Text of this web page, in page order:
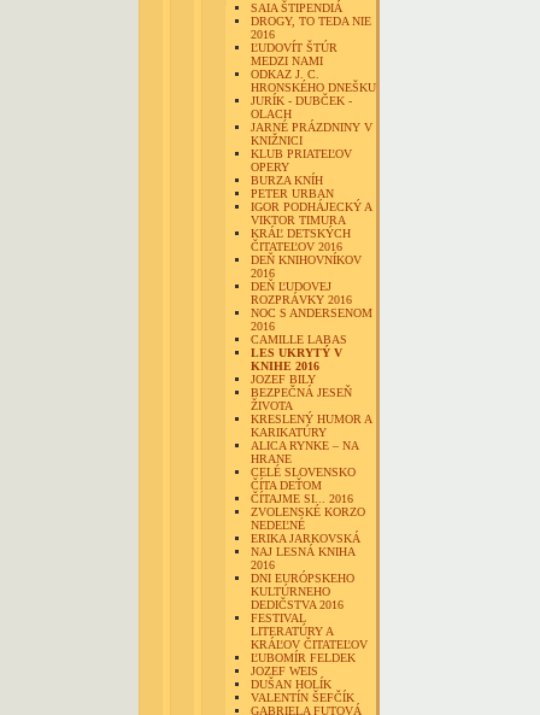
SAIA ŠTIPENDIÁ
DROGY, TO TEDA NIE
2016
ĽUDOVÍT ŠTÚR
MEDZI NAMI
ODKAZ J. C.
HRONSKÉHO DNEŠKU
JURÍK - DUBČEK -
OLACH
JARNÉ PRÁZDNINY V
KNIŽNICI
KLUB PRIATEĽOV
OPERY
BURZA KNÍH
PETER URBAN
IGOR PODHÁJECKÝ A
VIKTOR TIMURA
KRÁĽ DETSKÝCH
ČITATEĽOV 2016
DEŇ KNIHOVNÍKOV
2016
DEŇ ĽUDOVEJ
ROZPRÁVKY 2016
NOC S ANDERSENOM
2016
CAMILLE LABAS
LES UKRYTÝ V
KNIHE 2016
JOZEF BILY
BEZPEČNÁ JESEŇ
ŽIVOTA
KRESLENÝ HUMOR A
KARIKATÚRY
ALICA RYNKE – NA
HRANE
CELÉ SLOVENSKO
ČÍTA DEŤOM
ČÍTAJME SI... 2016
ZVOLENSKÉ KORZO
NEDEĽNÉ
ERIKA JARKOVSKÁ
NAJ LESNÁ KNIHA
2016
DNI EURÓPSKEHO
KULTÚRNEHO
DEDIČSTVA 2016
FESTIVAL
LITERATÚRY A
KRÁĽOV ČITATEĽOV
ĽUBOMÍR FELDEK
JOZEF WEIS
DUŠAN HOLÍK
VALENTÍN ŠEFČÍK
GABRIELA FUTOVÁ